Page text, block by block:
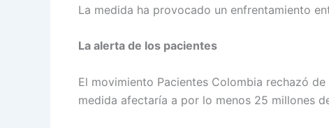
La medida ha provocado un enfrentamiento
La alerta de los pacientes
El movimiento Pacientes Colombia rechazó
medida afectaría a por lo menos 25 millones